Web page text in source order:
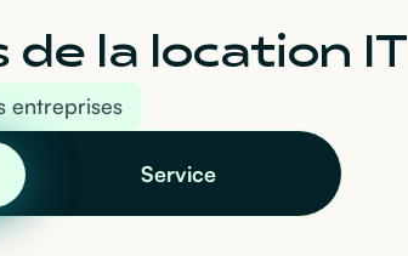
de la location IT
entreprises
Service